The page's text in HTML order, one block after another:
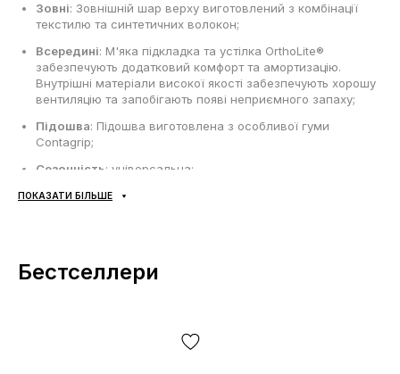
Зовні: Зовнішній шар верху виготовлений з комбінації
текстилю та синтетичних волокон;
Всередині: М'яка підкладка та устілка OrthoLite®
забезпечують додатковий комфорт та амортизацію.
Внутрішні матеріали високої якості забезпечують хорошу
вентиляцію та запобігають появі неприємного запаху;
Підошва: Підошва виготовлена з особливої гуми
Contagrip;
Сезонність: універсальна;
Виробник: В'єтнам.
«НОВА ПОШТА», жодних інших варіантів доставки — не
передбачено! Оплата здійснюється при отриманні, після
Доставка товару займає 1-3 доби від моменту
ПОКАЗАТИ БІЛЬШЕ
Бестселлери